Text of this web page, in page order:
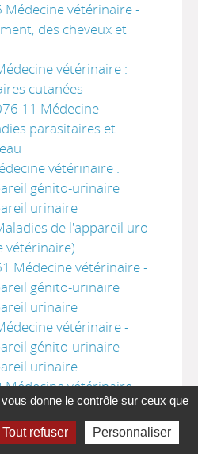
vétérinaire -
des cheveux et
vétérinaire :
cutanées
11 Médecine
parasitaires et
vétérinaire :
génito-urinaire
urinaire
de l'appareil uro-
vétérinaire)
Médecine vétérinaire -
génito-urinaire
urinaire
vétérinaire -
génito-urinaire
urinaire
vétérinaire -
génito-urinaire
urinaire
vétérinaire -
donne le contrôle sur ceux que
Tout refuser Personnaliser